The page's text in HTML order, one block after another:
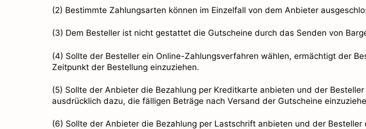
(2) Bestimmte Zahlungsarten können im Einzelfall von dem Anbieter
(3) Dem Besteller ist nicht gestattet die Gutscheine durch das Senden von
(4) Sollte der Besteller ein Online-Zahlungsverfahren wählen, ermächtigt der
Zeitpunkt der Bestellung einzuziehen.
(5) Sollte der Anbieter die Bezahlung per Kreditkarte anbieten und der
ausdrücklich dazu, die fälligen Beträge nach Versand der Gutscheine
(6) Sollte der Anbieter die Bezahlung per Lastschrift anbieten und der